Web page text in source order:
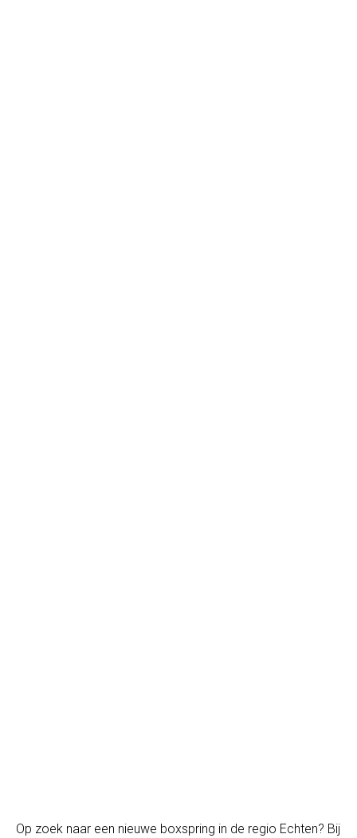
Op zoek naar een nieuwe boxspring in de regio Echten? Bij